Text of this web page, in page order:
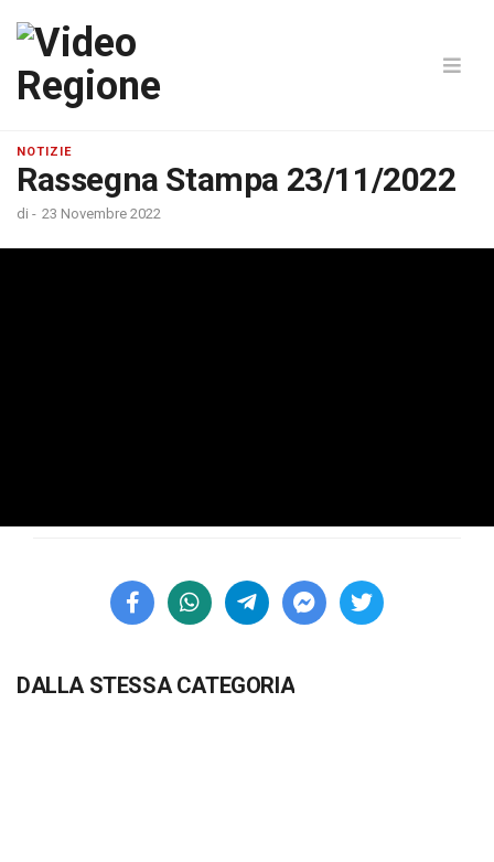
NOTIZIE
Rassegna Stampa 23/11/2022
di - 23 Novembre 2022
DALLA STESSA CATEGORIA